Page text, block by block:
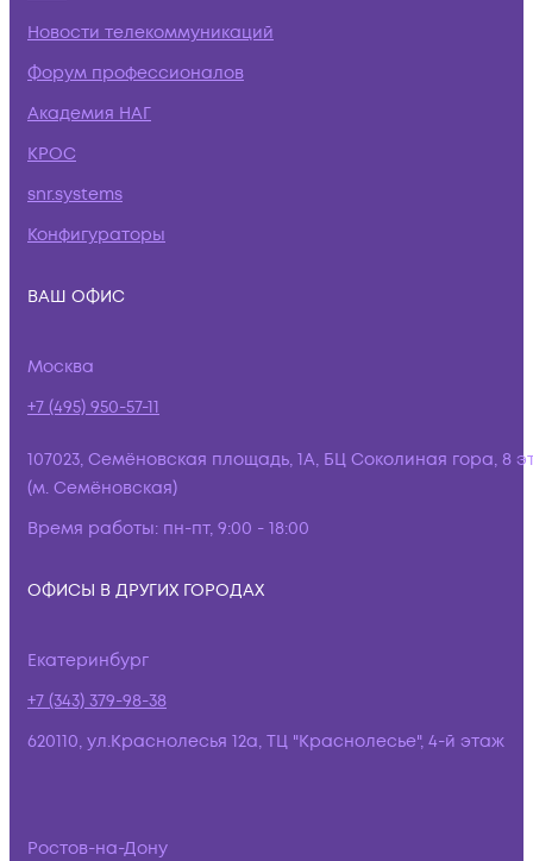
Новости телекоммуникаций
Форум профессионалов
Академия НАГ
КРОС
snr.systems
Конфигураторы
ВАШ ОФИС
Москва
+7 (495) 950-57-11
107023, Семёновская площадь, 1А, БЦ Соколиная гора, 8
(м. Семёновская)
Время работы: пн-пт, 9:00 - 18:00
ОФИСЫ В ДРУГИХ ГОРОДАХ
Екатеринбург
+7 (343) 379-98-38
620110, ул.Краснолесья 12а, ТЦ "Краснолесье", 4-й этаж
Ростов-на-Дону